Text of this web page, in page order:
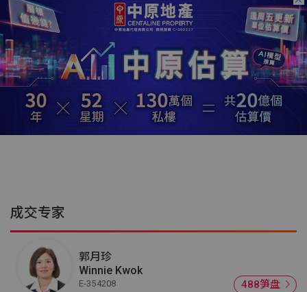
成交专家
郭月珍
Winnie Kwok
E-354208 488笋盘